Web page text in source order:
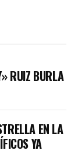
RUIZ BURLA
EN LA
YA